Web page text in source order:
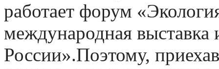
работает форум
международная
России».Поэтому,